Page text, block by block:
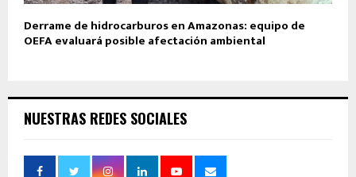
Derrame de hidrocarburos en Amazonas: equipo de
OEFA evaluará posible afectación ambiental
NUESTRAS REDES SOCIALES